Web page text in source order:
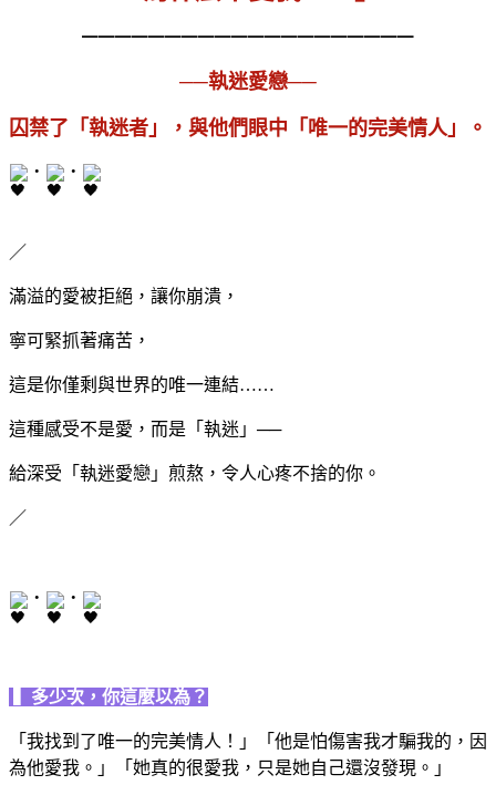
━━━━━━━━━━━━━━━━━━━━
──執迷愛戀──
囚禁了「執迷者」，與他們眼中「唯一的完美情人」。
・ ・
／
滿溢的愛被拒絕，讓你崩潰，
寧可緊抓著痛苦，
這是你僅剩與世界的唯一連結……
這種感受不是愛，而是「執迷」──
給深受「執迷愛戀」煎熬，令人心疼不捨的你。
／
・ ・
多少次，你這麼以為？
「我找到了唯一的完美情人！」「他是怕傷害我才騙我的，因
為他愛我。」「她真的很愛我，只是她自己還沒發現。」